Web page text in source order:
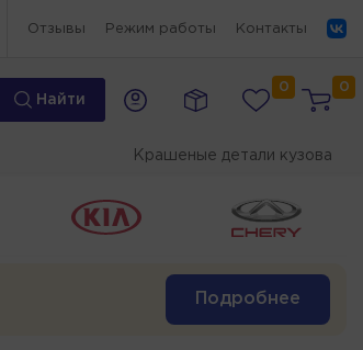
Отзывы Режим работы Контакты
Найти
0 0
Крашеные детали кузова
Подробнее